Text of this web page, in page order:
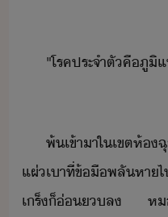
"​โรคประจำตั​คื​ภูิ
พ้​เข้าา​ใ​เขต​ห้​
แผ่เา​ที่​ข้ื​พลั​หา​
เร็​็​่​​ล​ ​ห​